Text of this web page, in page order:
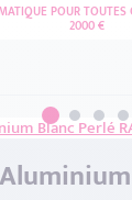
POUR TOUTES
2000 €